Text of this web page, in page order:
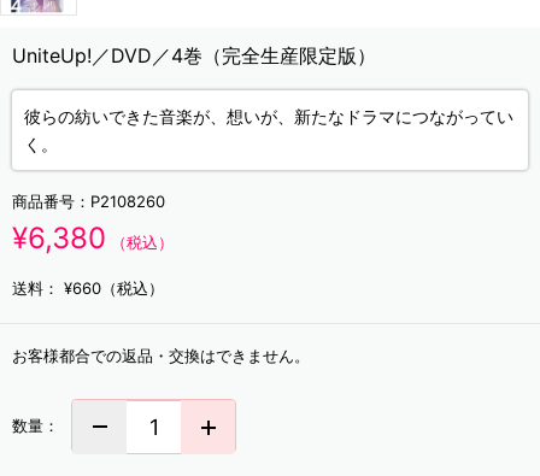
UniteUp!／DVD／4巻（完全生産限定版）
彼らの紡いできた音楽が、想いが、新たなドラマにつながってい
く。
商品番号： P2108260
¥6,380 （税込）
送料： ¥660（税込）
お客様都合での返品・交換はできません。
数量：